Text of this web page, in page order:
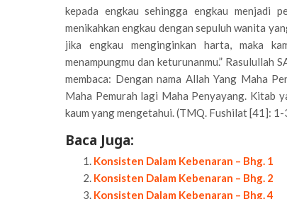
kepada engkau sehingga engkau menjadi
menikahkan engkau dengan sepuluh wanita
jika engkau menginginkan harta, maka
menampungmu dan keturunanmu.” Rasulullah
membaca: Dengan nama Allah Yang Maha
Maha Pemurah lagi Maha Penyayang. Kitab
kaum yang mengetahui. (TMQ. Fushilat [41]:
Baca Juga:
Konsisten Dalam Kebenaran – Bhg. 1
Konsisten Dalam Kebenaran – Bhg. 2
Konsisten Dalam Kebenaran – Bhg. 4